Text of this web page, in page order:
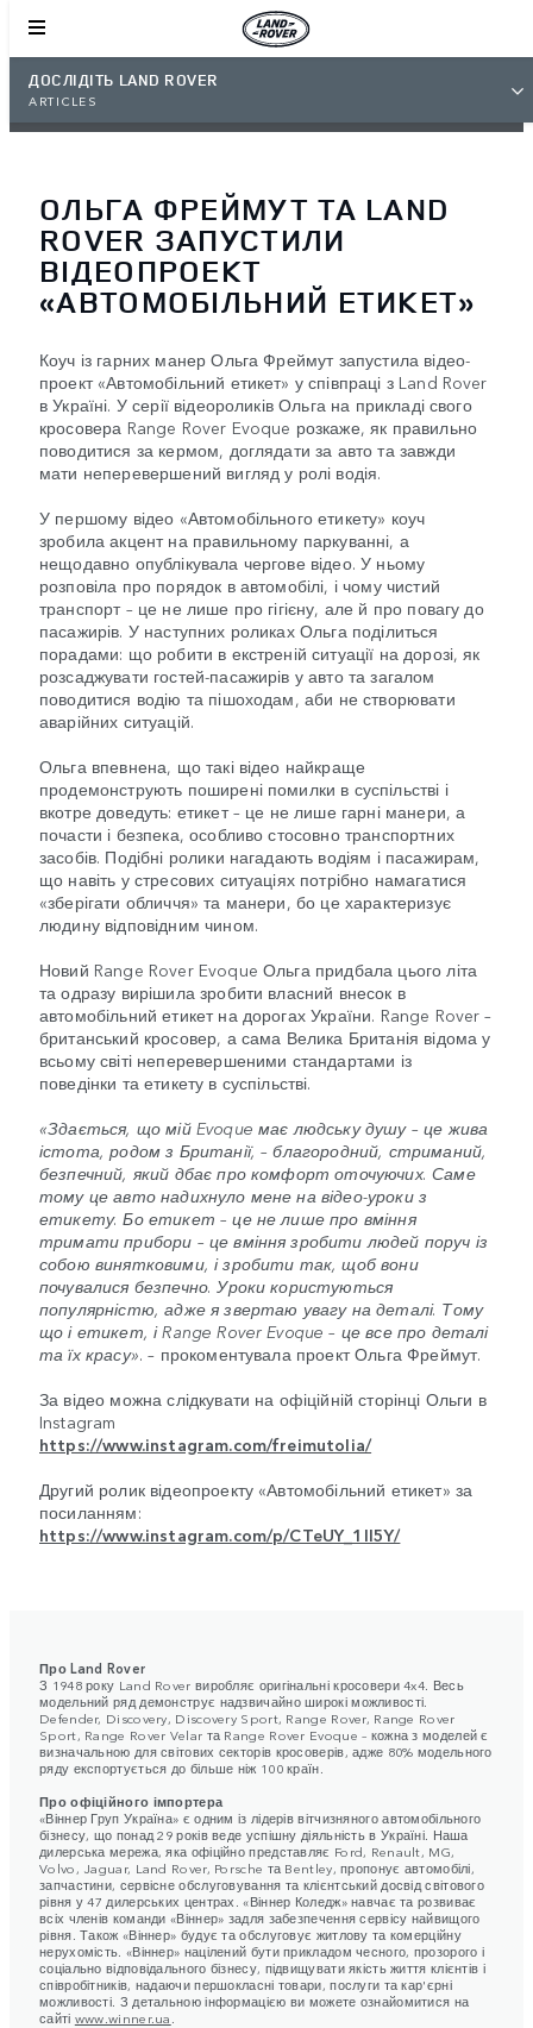
ДОСЛІДІТЬ LAND ROVER
ARTICLES
ОЛЬГА ФРЕЙМУТ ТА LAND
ROVER ЗАПУСТИЛИ
ВІДЕОПРОЕКТ
«АВТОМОБІЛЬНИЙ ЕТИКЕТ»
Коуч із гарних манер Ольга Фреймут запустила відео-
проект «Автомобільний етикет» у співпраці з Land Rover
в Україні. У серії відеороликів Ольга на прикладі свого
кросовера Range Rover Evoque розкаже, як правильно
поводитися за кермом, доглядати за авто та завжди
мати неперевершений вигляд у ролі водія.
У першому відео «Автомобільного етикету» коуч
зробила акцент на правильному паркуванні, а
нещодавно опублікувала чергове відео. У ньому
розповіла про порядок в автомобілі, і чому чистий
транспорт – це не лише про гігієну, але й про повагу до
пасажирів. У наступних роликах Ольга поділиться
порадами: що робити в екстреній ситуації на дорозі, як
розсаджувати гостей-пасажирів у авто та загалом
поводитися водію та пішоходам, аби не створювати
аварійних ситуацій.
Ольга впевнена, що такі відео найкраще
продемонструють поширені помилки в суспільстві і
вкотре доведуть: етикет – це не лише гарні манери, а
почасти і безпека, особливо стосовно транспортних
засобів. Подібні ролики нагадають водіям і пасажирам,
що навіть у стресових ситуаціях потрібно намагатися
«зберігати обличчя» та манери, бо це характеризує
людину відповідним чином.
Новий Range Rover Evoque Ольга придбала цього літа
та одразу вирішила зробити власний внесок в
автомобільний етикет на дорогах України. Range Rover –
британський кросовер, а сама Велика Британія відома у
всьому світі неперевершеними стандартами із
поведінки та етикету в суспільстві.
«Здається, що мій Evoque має людську душу – це жива
істота, родом з Британії, – благородний, стриманий,
безпечний, який дбає про комфорт оточуючих. Саме
тому це авто надихнуло мене на відео-уроки з
етикету. Бо етикет – це не лише про вміння
тримати прибори – це вміння зробити людей поруч із
собою винятковими, і зробити так, щоб вони
почувалися безпечно. Уроки користуються
популярністю, адже я звертаю увагу на деталі. Тому
що і етикет, і Range Rover Evoque – це все про деталі
та їх красу». – прокоментувала проект Ольга Фреймут.
За відео можна слідкувати на офіційній сторінці Ольги в
Instagram
https://www.instagram.com/freimutolia/
Другий ролик відеопроекту «Автомобільний етикет» за
посиланням:
https://www.instagram.com/p/CTeUY_1Il5Y/
Про Land Rover
З 1948 року Land Rover виробляє оригінальні кросовери 4x4. Весь
модельний ряд демонструє надзвичайно широкі можливості.
Defender, Discovery, Discovery Sport, Range Rover, Range Rover
Sport, Range Rover Velar та Range Rover Evoque – кожна з моделей є
визначальною для світових секторів кросоверів, адже 80% модельного
ряду експортується до більше ніж 100 країн.
Про офіційного імпортера
«Віннер Груп Україна» є одним із лідерів вітчизняного автомобільного
бізнесу, що понад 29 років веде успішну діяльність в Україні. Наша
дилерська мережа, яка офіційно представляє Ford, Renault, MG,
Volvo, Jaguar, Land Rover, Porsche та Bentley, пропонує автомобілі,
запчастини, сервісне обслуговування та клієнтський досвід світового
рівня у 47 дилерських центрах. «Віннер Коледж» навчає та розвиває
всіх членів команди «Віннер» задля забезпечення сервісу найвищого
рівня. Також «Віннер» будує та обслуговує житлову та комерційну
нерухомість. «Віннер» націлений бути прикладом чесного, прозорого і
соціально відповідального бізнесу, підвищувати якість життя клієнтів і
співробітників, надаючи першокласні товари, послуги та кар'єрні
можливості. З детальною інформацією ви можете ознайомитися на
сайті www.winner.ua